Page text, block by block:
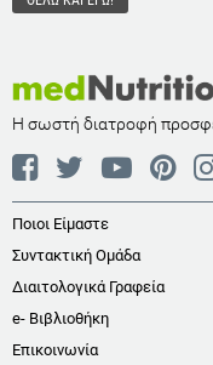
Η σωστή διατροφή
Ποιοι Είμαστε
Συντακτική Ομάδα
Διαιτολογικά Γραφεία
e- Βιβλιοθήκη
Επικοινωνία